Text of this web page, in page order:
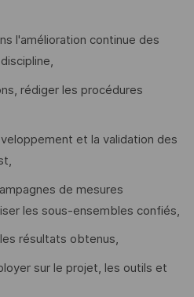
l'amélioration continue des
rédiger les procédures
et la validation des
de mesures
les sous-ensembles confiés,
résultats obtenus,
sur le projet, les outils et